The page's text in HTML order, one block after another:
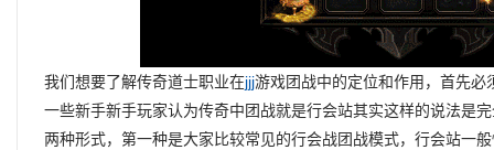
我们想要了解传奇道士职业在jjj游戏团战中的定位和作用，首先
一些新手新手玩家认为传奇中团战就是行会站其实这样的说法是
两种形式，第一种是大家比较常见的行会战团战模式，行会站一